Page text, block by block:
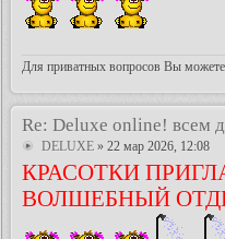
Для приватных вопросов Вы
Re: Deluxe online! всем
DELUXE » 22 мар 2026, 12:08
КРАСОТКИ
ВОЛШЕБНЫЙ